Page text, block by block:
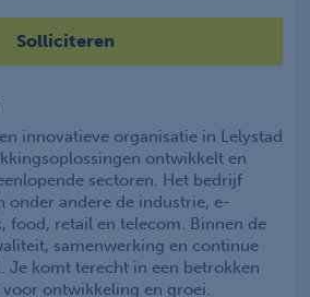
Solliciteren
innovatieve organisatie in Lelystad
ontwikkelt en
sectoren. Het bedrijf
onder andere de industrie, e-
food, retail en telecom. Binnen de
samenwerking en continue
Je komt terecht in een betrokken
ontwikkeling en groei.